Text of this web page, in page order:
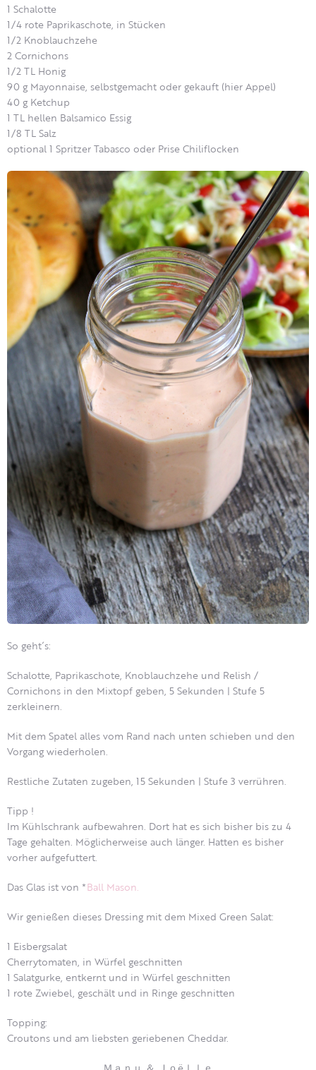
1 Schalotte
1/4 rote Paprikaschote, in Stücken
1/2 Knoblauchzehe
2 Cornichons
1/2 TL Honig
90 g Mayonnaise, selbstgemacht oder gekauft (hier Appel)
40 g Ketchup
1 TL hellen Balsamico Essig
1/8 TL Salz
optional 1 Spritzer Tabasco oder Prise Chiliflocken
So geht´s:
Schalotte, Paprikaschote, Knoblauchzehe und Relish /
Cornichons in den Mixtopf geben, 5 Sekunden | Stufe 5
zerkleinern.
Mit dem Spatel alles vom Rand nach unten schieben und den
Vorgang wiederholen.
Restliche Zutaten zugeben, 15 Sekunden | Stufe 3 verrühren.
Tipp !
Im Kühlschrank aufbewahren. Dort hat es sich bisher bis zu 4
Tage gehalten. Möglicherweise auch länger. Hatten es bisher
vorher aufgefuttert.
Das Glas ist von *Ball Mason.
Wir genießen dieses Dressing mit dem Mixed Green Salat:
1 Eisbergsalat
Cherrytomaten, in Würfel geschnitten
1 Salatgurke, entkernt und in Würfel geschnitten
1 rote Zwiebel, geschält und in Ringe geschnitten
Topping:
Croutons und am liebsten geriebenen Cheddar.